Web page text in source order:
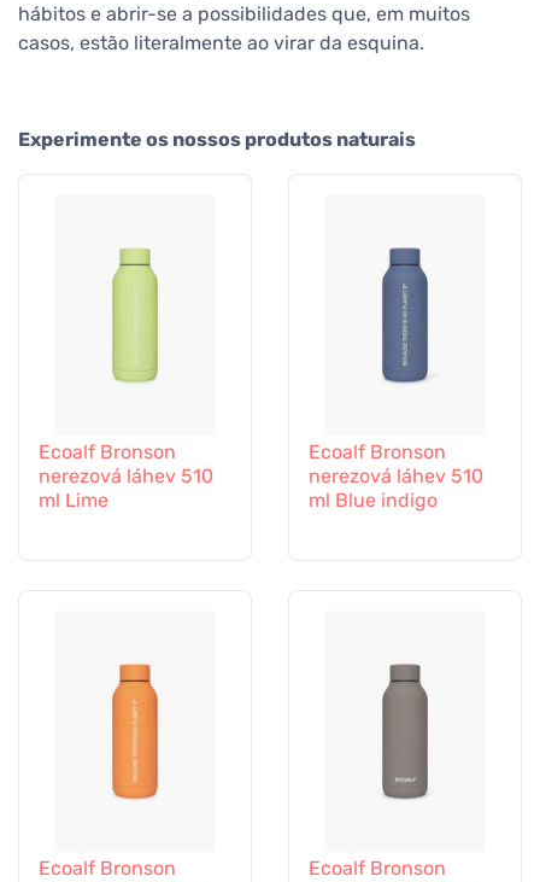
hábitos e abrir-se a possibilidades que, em muitos
casos, estão literalmente ao virar da esquina.
Experimente os nossos produtos naturais
Ecoalf Bronson
nerezová láhev 510
ml Lime
Ecoalf Bronson
nerezová láhev 510
ml Blue indigo
Ecoalf Bronson
Ecoalf Bronson